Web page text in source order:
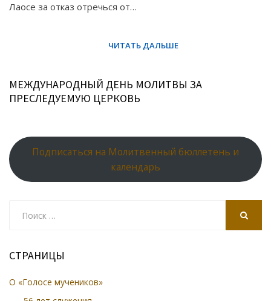
Лаосе за отказ отречься от…
МЕЖДУНАРОДНЫЙ ДЕНЬ МОЛИТВЫ ЗА
ПРЕСЛЕДУЕМУЮ ЦЕРКОВЬ
Подписаться на Молитвенный бюллетень и
календарь
СТРАНИЦЫ
О «Голосе мучеников»